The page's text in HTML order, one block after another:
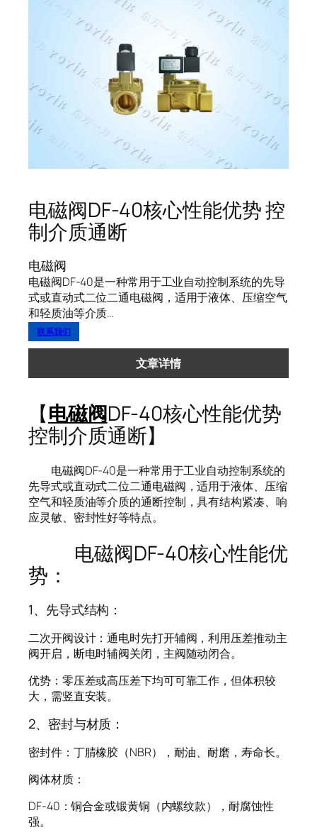
电磁阀DF-40核心性能优势 控
制介质通断
电磁阀
电磁阀DF-40是一种常用于工业自动控制系统的先导
式或直动式二位二通电磁阀，适用于液体、压缩空气
和轻质油等介质…
联系我们
文章详情
【电磁阀DF-40核心性能优势
控制介质通断】
电磁阀DF-40是一种常用于工业自动控制系统的
先导式或直动式二位二通电磁阀，适用于液体、压缩
空气和轻质油等介质的通断控制，具有结构紧凑、响
应灵敏、密封性好等特点。
电磁阀DF-40核心性能优
势：
1、先导式结构：
二次开阀设计：通电时先打开辅阀，利用压差推动主
阀开启，断电时辅阀关闭，主阀随动闭合。
优势：零压差或高压差下均可可靠工作，但体积较
大，需竖直安装。
2、密封与材质：
密封件：丁腈橡胶（NBR），耐油、耐磨，寿命长。
阀体材质：
DF-40：铜合金或锻黄铜（内螺纹款），耐腐蚀性
强。